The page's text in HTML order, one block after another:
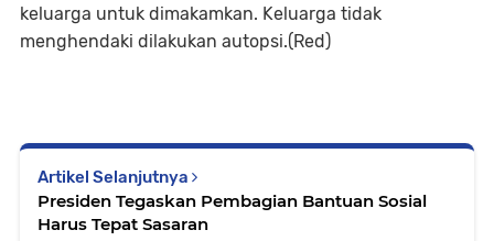
keluarga untuk dimakamkan. Keluarga tidak
menghendaki dilakukan autopsi.(Red)
Artikel Selanjutnya
Presiden Tegaskan Pembagian Bantuan Sosial
Harus Tepat Sasaran